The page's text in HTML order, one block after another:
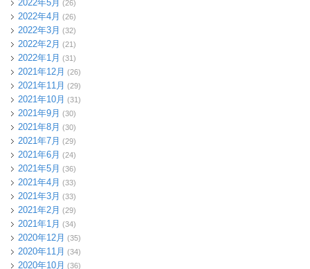
2022年5月 (26)
2022年4月 (26)
2022年3月 (32)
2022年2月 (21)
2022年1月 (31)
2021年12月 (26)
2021年11月 (29)
2021年10月 (31)
2021年9月 (30)
2021年8月 (30)
2021年7月 (29)
2021年6月 (24)
2021年5月 (36)
2021年4月 (33)
2021年3月 (33)
2021年2月 (29)
2021年1月 (34)
2020年12月 (35)
2020年11月 (34)
2020年10月 (36)